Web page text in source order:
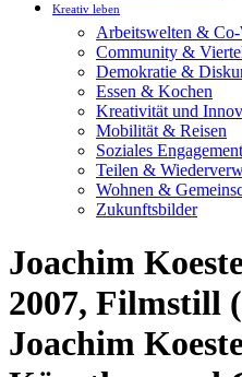
Kreativ leben
Arbeitswelten &
Community &
Demokratie &
Essen & Kochen
Kreativität und
Mobilität & Reisen
Soziales Engagement
Teilen &
Wohnen &
Zukunftsbilder
Joachim
2007, Filmstill
Joachim